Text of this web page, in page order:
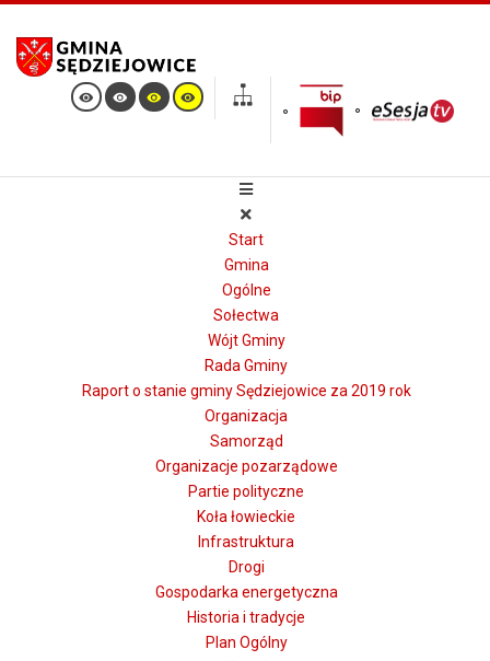
Start
Gmina
Ogólne
Sołectwa
Wójt Gminy
Rada Gminy
Raport o stanie gminy Sędziejowice za 2019 rok
Organizacja
Samorząd
Organizacje pozarządowe
Partie polityczne
Koła łowieckie
Infrastruktura
Drogi
Gospodarka energetyczna
Historia i tradycje
Plan Ogólny